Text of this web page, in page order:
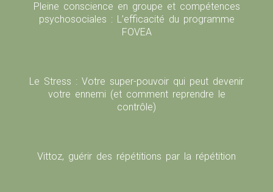
Pleine conscience en groupe et compétences
psychosociales : L’efficacité du programme
FOVEA
Le Stress : Votre super-pouvoir qui peut devenir
votre ennemi (et comment reprendre le
contrôle)
Vittoz, guérir des répétitions par la répétition